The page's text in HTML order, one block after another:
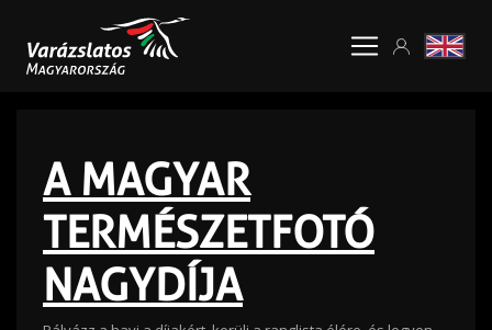
A MAGYAR
TERMÉSZETFOTÓ
NAGYDÍJA